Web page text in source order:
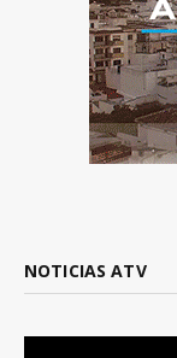
NOTICIAS ATV